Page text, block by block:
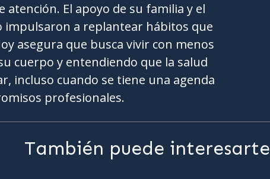
El apoyo de su familia y el
impulsaron a replantear hábitos que
asegura que busca vivir con menos
cuerpo y entendiendo que la salud
incluso cuando se tiene una agenda
profesionales.
También puede interesarte